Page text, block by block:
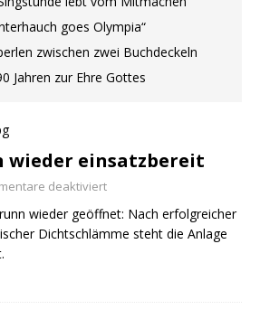
wieder einsatzbereit
deaktiviert
wieder geöffnet: Nach erfolgreicher
Dichtschlämme steht die Anlage